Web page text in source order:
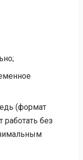
(формат
работать без